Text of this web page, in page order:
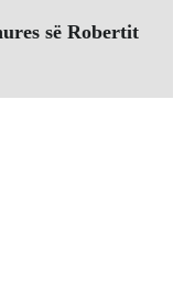
së Robertit